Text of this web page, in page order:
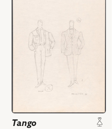
Projekt:
kostium
powiązanych
obiektów
Tango